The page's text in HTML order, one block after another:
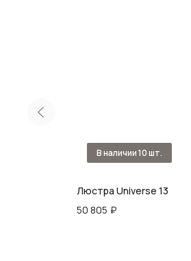
Люстра Universe 13
50 805 ₽